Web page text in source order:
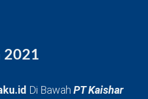
2021
Di Bawah PT Kaishar